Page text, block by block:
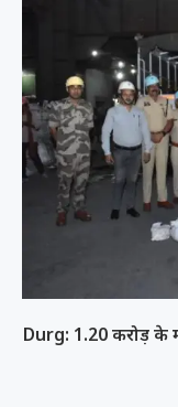
Durg: 1.20 करोड़ के